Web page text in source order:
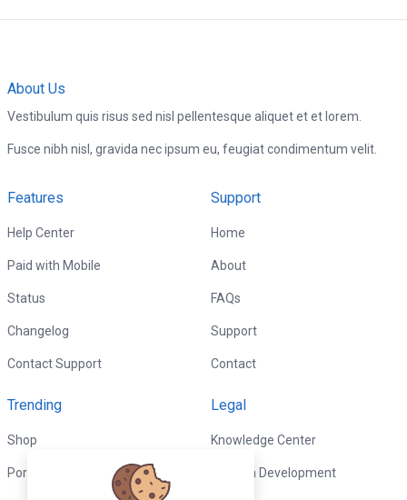
About Us
Vestibulum quis risus sed nisl pellentesque aliquet et et lorem.
Fusce nibh nisl, gravida nec ipsum eu, feugiat condimentum velit.
Features
Help Center
Paid with Mobile
Status
Changelog
Contact Support
Support
Home
About
FAQs
Support
Contact
Trending
Shop
Portfolio
Legal
Knowledge Center
Custom Development